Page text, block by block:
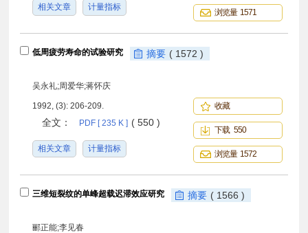
相关文章 计量指标
浏览量 1571
低周疲劳寿命的试验研究 摘要 ( 1572 )
吴永礼;周爱华;蒋怀庆
1992, (3): 206-209.
全文： PDF [ 235 K ] ( 550 )
相关文章 计量指标
收藏
下载 550
浏览量 1572
三维短裂纹的单峰超载迟滞效应研究 摘要 ( 1566 )
郦正能;李见春